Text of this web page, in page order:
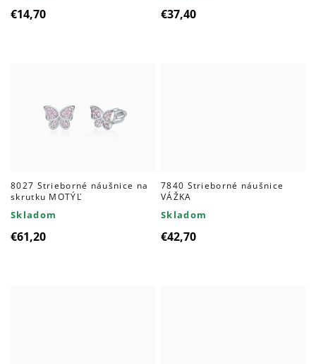
€14,70 €37,40
8027 Strieborné náušnice na
skrutku MOTÝĽ
Skladom
€61,20
7840 Strieborné náušnice
VÁŽKA
Skladom
€42,70